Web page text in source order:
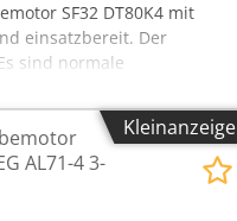
SF32 DT80K4 mit
einsatzbereit. Der
sind normale
Einfluss auf seine
Nennleistung: 0,55 kW
1360 U/min
B
φ): 0,77 Herstellungsland:
Kleinanzeige
AL71-4 3-